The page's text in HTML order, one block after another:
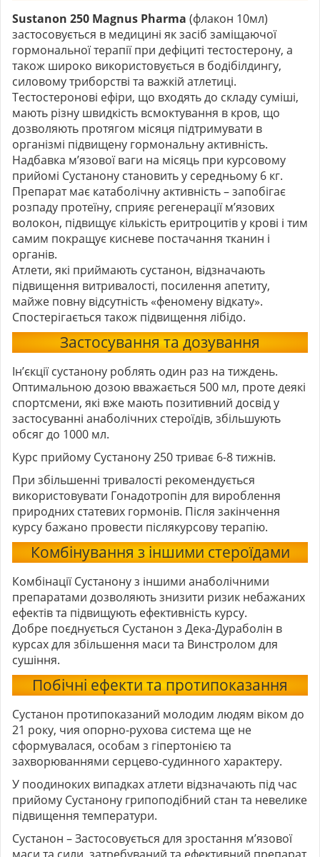
Sustanon 250 Magnus Pharma (флакон 10мл)
застосовується в медицині як засіб заміщаючої
гормональної терапії при дефіциті тестостерону, а
також широко використовується в бодібілдингу,
силовому триборстві та важкій атлетиці.
Тестостеронові ефіри, що входять до складу суміші,
мають різну швидкість всмоктування в кров, що
дозволяють протягом місяця підтримувати в
організмі підвищену гормональну активність.
Надбавка м’язової ваги на місяць при курсовому
прийомі Сустанону становить у середньому 6 кг.
Препарат має катаболічну активність – запобігає
розпаду протеїну, сприяє регенерації м’язових
волокон, підвищує кількість еритроцитів у крові і тим
самим покращує кисневе постачання тканин і
органів.
Атлети, які приймають сустанон, відзначають
підвищення витривалості, посилення апетиту,
майже повну відсутність «феномену відкату».
Спостерігається також підвищення лібідо.
Застосування та дозування
Ін’єкції сустанону роблять один раз на тиждень.
Оптимальною дозою вважається 500 мл, проте деякі
спортсмени, які вже мають позитивний досвід у
застосуванні анаболічних стероїдів, збільшують
обсяг до 1000 мл.
Курс прийому Сустанону 250 триває 6-8 тижнів.
При збільшенні тривалості рекомендується
використовувати Гонадотропін для вироблення
природних статевих гормонів. Після закінчення
курсу бажано провести післякурсову терапію.
Комбінування з іншими стероїдами
Комбінації Сустанону з іншими анаболічними
препаратами дозволяють знизити ризик небажаних
ефектів та підвищують ефективність курсу.
Добре поєднується Сустанон з Дека-Дураболін в
курсах для збільшення маси та Винстролом для
сушіння.
Побічні ефекти та протипоказання
Сустанон протипоказаний молодим людям віком до
21 року, чия опорно-рухова система ще не
сформувалася, особам з гіпертонією та
захворюваннями серцево-судинного характеру.
У поодиноких випадках атлети відзначають під час
прийому Сустанону грипоподібний стан та невелике
підвищення температури.
Сустанон – Застосовується для зростання м’язової
маси та сили, затребуваний та ефективний препарат